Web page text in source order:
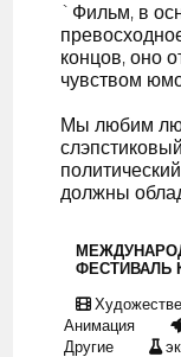
`Фильм, в
концов, оно
чувством
Мы любим
должны
ФЕСТИВАЛЬ
Анимация
Другие